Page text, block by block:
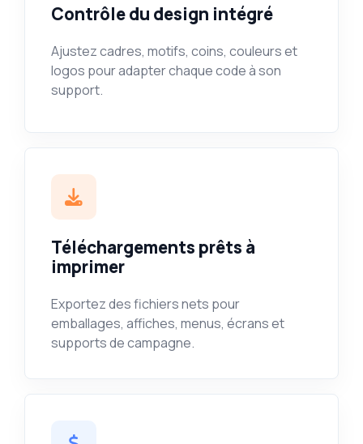
Contrôle du design intégré
Ajustez cadres, motifs, coins, couleurs et
logos pour adapter chaque code à son
support.
Téléchargements prêts à
imprimer
Exportez des fichiers nets pour
emballages, affiches, menus, écrans et
supports de campagne.